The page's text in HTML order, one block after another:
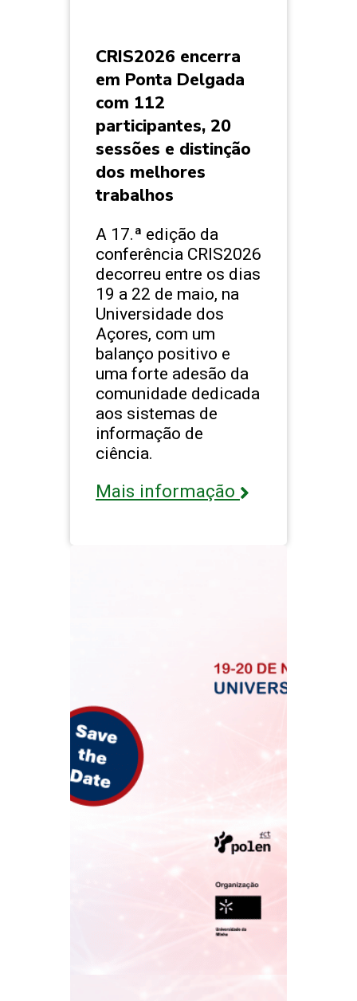
CRIS2026 encerra
em Ponta Delgada
com 112
participantes, 20
sessões e distinção
dos melhores
trabalhos
A 17.ª edição da
conferência CRIS2026
decorreu entre os dias
19 a 22 de maio, na
Universidade dos
Açores, com um
balanço positivo e
uma forte adesão da
comunidade dedicada
aos sistemas de
informação de
ciência.
Mais informação